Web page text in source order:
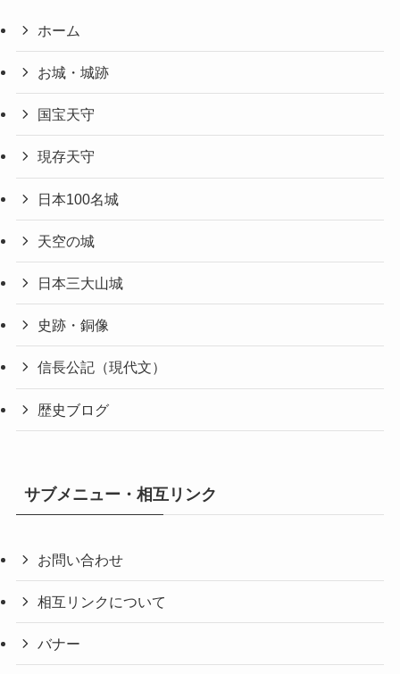
ホーム
お城・城跡
国宝天守
現存天守
日本100名城
天空の城
日本三大山城
史跡・銅像
信長公記（現代文）
歴史ブログ
サブメニュー・相互リンク
お問い合わせ
相互リンクについて
バナー